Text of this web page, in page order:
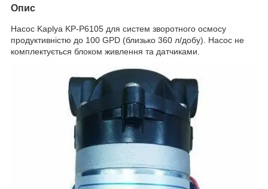
Опис
Насос Kaplya KP-P6105 для систем зворотного осмосу
продуктивністю до 100 GPD (близько 360 л/добу). Насос не
комплектується блоком живлення та датчиками.